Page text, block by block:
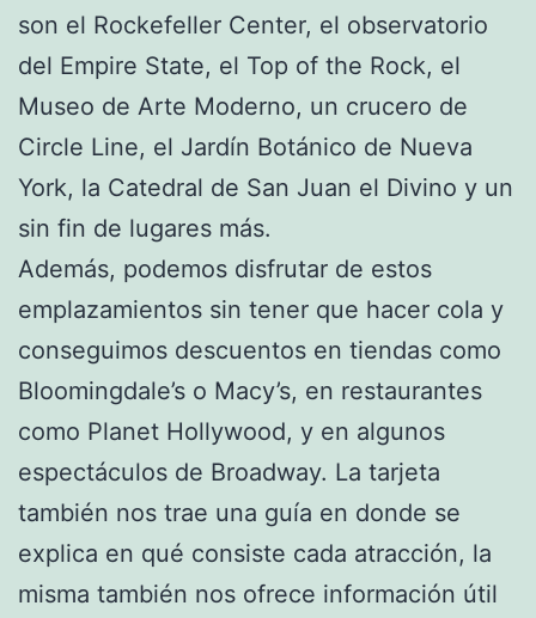
son el Rockefeller Center, el observatorio
del Empire State, el Top of the Rock, el
Museo de Arte Moderno, un crucero de
Circle Line, el Jardín Botánico de Nueva
York, la Catedral de San Juan el Divino y un
sin fin de lugares más.
Además, podemos disfrutar de estos
emplazamientos sin tener que hacer cola y
conseguimos descuentos en tiendas como
Bloomingdale’s o Macy’s, en restaurantes
como Planet Hollywood, y en algunos
espectáculos de Broadway. La tarjeta
también nos trae una guía en donde se
explica en qué consiste cada atracción, la
misma también nos ofrece información útil